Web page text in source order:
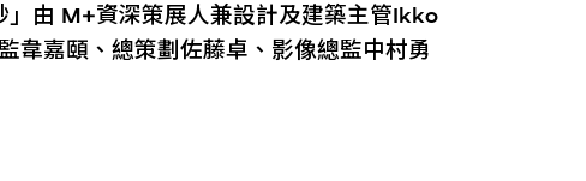
由 M+資深策展人兼設計及建築主管Ikko
韋嘉頤、總策劃佐藤卓、影像總監中村勇